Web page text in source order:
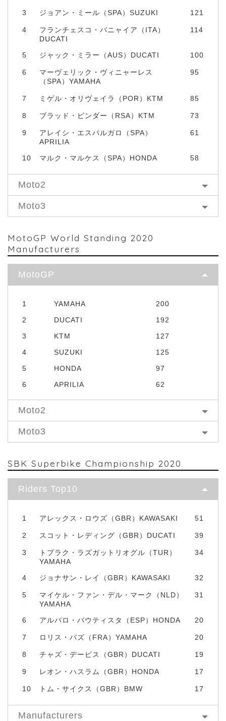
3 ジョアン・ミール（SPA）SUZUKI 121
4
フランチェスコ・バニャイア（ITA）
DUCATI
114
5 ジャック・ミラー（AUS）DUCATI 100
6
マーヴェリック・ヴィニャーレス
（SPA）YAMAHA
95
7 ミゲル・オリヴェイラ（POR）KTM 85
8 ブラッド・ビンダー（RSA）KTM 73
9
アレイシ・エスパルガロ（SPA）
APRILIA
61
10 マルク・マルケス（SPA）HONDA 58
Moto2
Moto3
MotoGP World Standing 2020
Manufacturers
MotoGP
1 YAMAHA
200
2
DUCATI
192
3
KTM
127
4
SUZUKI
125
5
HONDA
97
6
APRILIA 62
Moto2
Moto3
SBK Superbike Championship 2020
Riders Top10
1 アレックス・ロウズ（GBR）KAWASAKI 51
2 スコット・レディング（GBR）DUCATI 39
3
トプラク・ラズガットリオグル（TUR）
YAMAHA
34
4 ジョナサン・レイ（GBR）KAWASAKI 32
5
マイケル・ファン・デル・マーク（NLD）
YAMAHA
31
6 アルバロ・バウティスタ（ESP）HONDA 20
7 ロリス・バズ（FRA）YAMAHA 20
8 チャズ・デービス（GBR）DUCATI 19
9 レオン・ハスラム（GBR）HONDA 17
10 トム・サイクス（GBR）BMW 17
Manufacturers